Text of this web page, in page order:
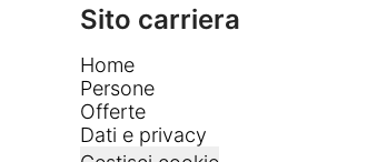
Sito carriera
Home
Persone
Offerte
Dati e privacy